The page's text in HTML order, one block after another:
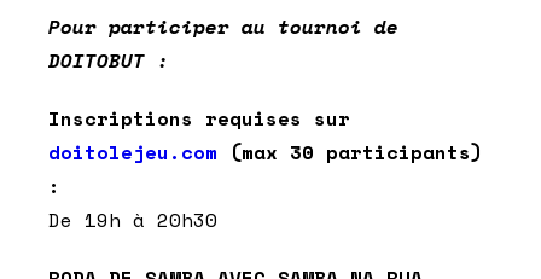
Pour participer au tournoi de
DOITOBUT :
Inscriptions requises sur
doitolejeu.com (max 30 participants)
:
De 19h à 20h30